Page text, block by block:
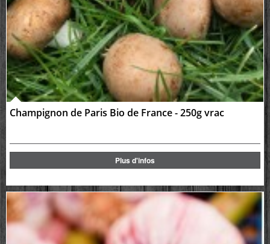
Champignon de Paris Bio de France - 250g vrac
Plus d'infos